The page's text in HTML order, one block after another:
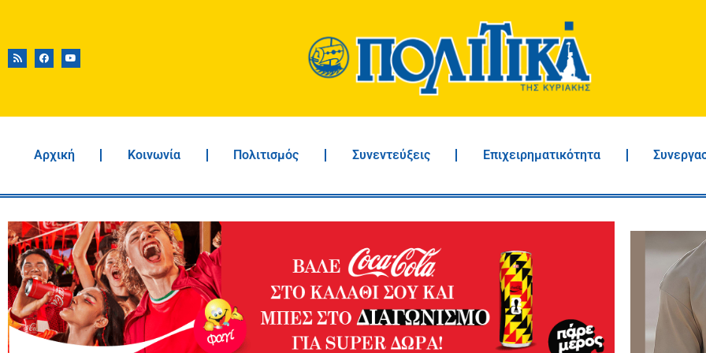
Αρχική Κοινωνία Πολιτισμός Συνεντεύξεις Επιχειρηματικότητα